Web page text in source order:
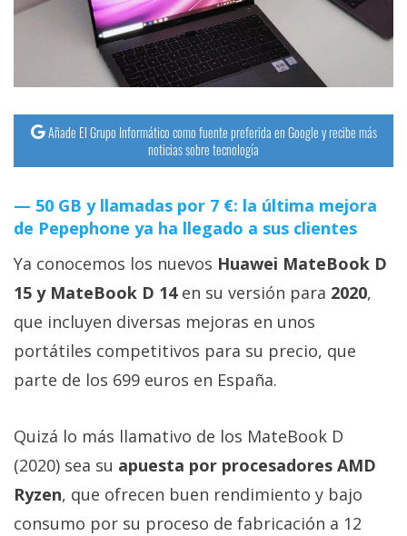
Operadores
Trucos
Tutoriales
Ciberseguridad
Sistemas
operativos
Profesional
+
temas
Sorteos
Añade El Grupo Informático como fuente preferida en Google y recibe más
noticias sobre tecnología
50 GB y llamadas por 7 €: la última mejora
de Pepephone ya ha llegado a sus clientes
Ya conocemos los nuevos Huawei MateBook D
15 y MateBook D 14 en su versión para 2020,
que incluyen diversas mejoras en unos
portátiles competitivos para su precio, que
parte de los 699 euros en España.
Quizá lo más llamativo de los MateBook D
(2020) sea su apuesta por procesadores AMD
Ryzen, que ofrecen buen rendimiento y bajo
consumo por su proceso de fabricación a 12